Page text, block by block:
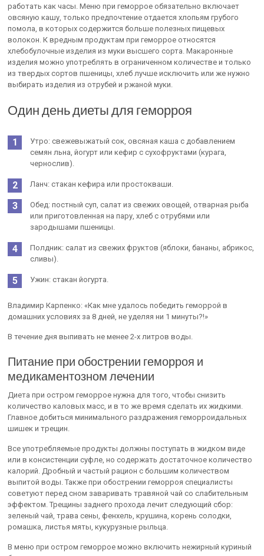
работать как часы. Меню при геморрое обязательно включает
овсяную кашу, только предпочтение отдается хлопьям грубого
помола, в которых содержится больше полезных пищевых
волокон. К вредным продуктам при геморрое относятся
хлебобулочные изделия из муки высшего сорта. Макаронные
изделия можно употреблять в ограниченном количестве и только
из твердых сортов пшеницы, хлеб лучше исключить или же нужно
выбирать изделия из отрубей и ржаной муки.
Один день диеты для геморроя
Утро: свежевыжатый сок, овсяная каша с добавлением
семян льна, йогурт или кефир с сухофруктами (курага,
чернослив).
Ланч: стакан кефира или простокваши.
Обед: постный суп, салат из свежих овощей, отварная рыба
или приготовленная на пару, хлеб с отрубями или
зародышами пшеницы.
Полдник: салат из свежих фруктов (яблоки, бананы, абрикос,
сливы).
Ужин: стакан йогурта.
Владимир Карпенко: «Как мне удалось победить геморрой в
домашних условиях за 8 дней, не уделяя ни 1 минуты?!»
В течение дня выпивать не менее 2-х литров воды.
Питание при обострении геморроя и
медикаментозном лечении
Диета при остром геморрое нужна для того, чтобы снизить
количество каловых масс, и в то же время сделать их жидкими.
Главное добиться минимального раздражения геморроидальных
шишек и трещин.
Все употребляемые продукты должны поступать в жидком виде
или в консистенции суфле, но содержать достаточное количество
калорий. Дробный и частый рацион с большим количеством
выпитой воды. Также при обострении геморроя специалисты
советуют перед сном заваривать травяной чай со слабительным
эффектом. Трещины заднего прохода лечит следующий сбор:
зеленый чай, трава сены, фенхель, крушина, корень солодки,
ромашка, листья мяты, кукурузные рыльца.
В меню при остром геморрое можно включить нежирный куриный